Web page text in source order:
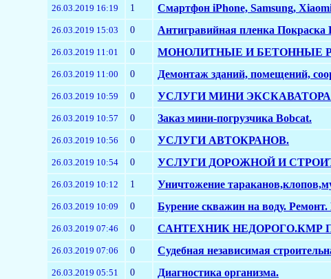
26.03.2019 16:19 1 Смартфон iPhone, Samsung,
26.03.2019 15:03 0 Антигравийная пленка
26.03.2019 11:01 0 МОНОЛИТНЫЕ И БЕТОННЫЕ
26.03.2019 11:00 0 Демонтаж зданий, помещений,
26.03.2019 10:59 0 УСЛУГИ МИНИ
26.03.2019 10:57 0 Заказ мини-погрузчика Bobcat.
26.03.2019 10:56 0 УСЛУГИ АВТОКРАНОВ.
26.03.2019 10:54 0 УСЛУГИ ДОРОЖНОЙ И
26.03.2019 10:12 1 Уничтожение
26.03.2019 10:09 0 Бурение скважин на воду. Ремонт.
26.03.2019 07:46 0 САНТЕХНИК НЕДОРОГО.КМР
26.03.2019 07:06 0 Судебная независимая
26.03.2019 05:51 0 Диагностика организма.